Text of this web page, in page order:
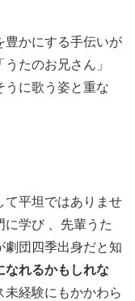
豊かにする手伝いが
たのお兄さん」
うに歌う姿と重な
て平坦ではありませ
学び 、先輩うた
劇団四季出身だと知
なれるかもしれな
未経験にもかかわら